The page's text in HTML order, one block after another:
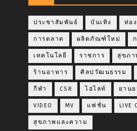
ประชาสัมพันธ์ บันเทิง ท่อ
การตลาด ผลิตภัณฑ์ใหม่
เทคโนโลยี ราชการ สุขภา
ร้านอาหาร ศิลปวัฒนธรรม
กีฬา CSR ไฮไลท์ ยาน
VIDEO MV แฟชั่น LIVE
สุขภาพและความ